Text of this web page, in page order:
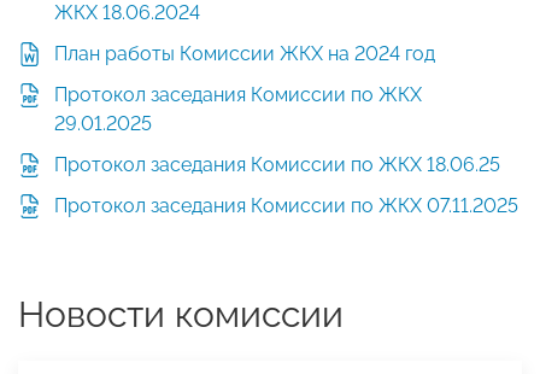
ЖКХ 18.06.2024
План работы Комиссии ЖКХ на 2024 год
Протокол заседания Комиссии по ЖКХ
29.01.2025
Протокол заседания Комиссии по ЖКХ 18.06.25
Протокол заседания Комиссии по ЖКХ 07.11.2025
Новости комиссии